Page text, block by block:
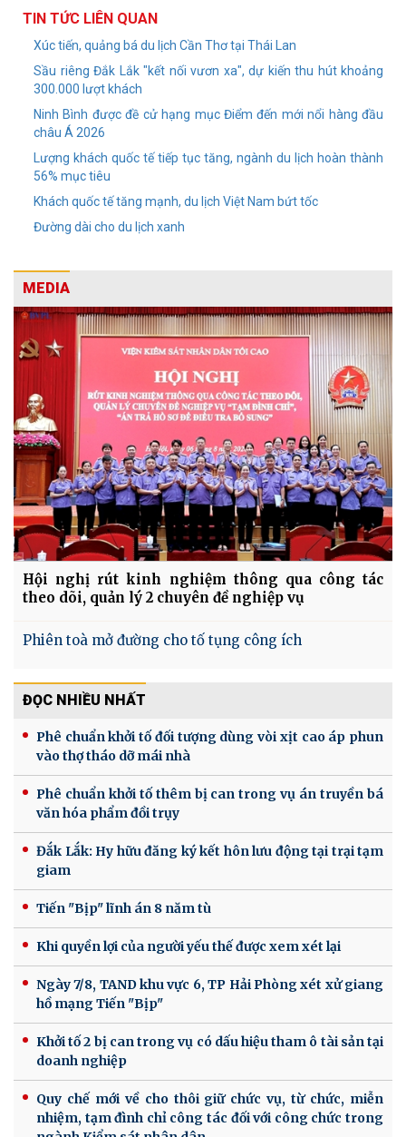
TIN TỨC LIÊN QUAN
Xúc tiến, quảng bá du lịch Cần Thơ tại Thái Lan
Sầu riêng Đắk Lắk "kết nối vươn xa", dự kiến thu hút khoảng
300.000 lượt khách
Ninh Bình được đề cử hạng mục Điểm đến mới nổi hàng đầu
châu Á 2026
Lượng khách quốc tế tiếp tục tăng, ngành du lịch hoàn thành
56% mục tiêu
Khách quốc tế tăng mạnh, du lịch Việt Nam bứt tốc
Đường dài cho du lịch xanh
MEDIA
Hội nghị rút kinh nghiệm thông qua công tác
theo dõi, quản lý 2 chuyên đề nghiệp vụ
Phiên toà mở đường cho tố tụng công ích
ĐỌC NHIỀU NHẤT
Phê chuẩn khởi tố đối tượng dùng vòi xịt cao áp phun
vào thợ tháo dỡ mái nhà
Phê chuẩn khởi tố thêm bị can trong vụ án truyền bá
văn hóa phẩm đồi trụy
Đắk Lắk: Hy hữu đăng ký kết hôn lưu động tại trại tạm
giam
Tiến "Bịp" lĩnh án 8 năm tù
Khi quyền lợi của người yếu thế được xem xét lại
Ngày 7/8, TAND khu vực 6, TP Hải Phòng xét xử giang
hồ mạng Tiến "Bịp"
Khởi tố 2 bị can trong vụ có dấu hiệu tham ô tài sản tại
doanh nghiệp
Quy chế mới về cho thôi giữ chức vụ, từ chức, miễn
nhiệm, tạm đình chỉ công tác đối với công chức trong